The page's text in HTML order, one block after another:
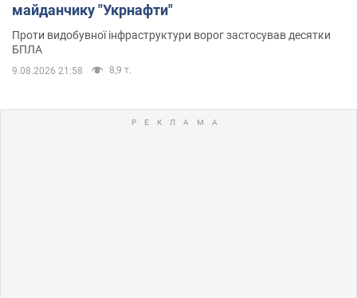
майданчику "Укрнафти"
Проти видобувної інфраструктури ворог застосував десятки
БПЛА
9.08.2026 21:58 8,9 т.